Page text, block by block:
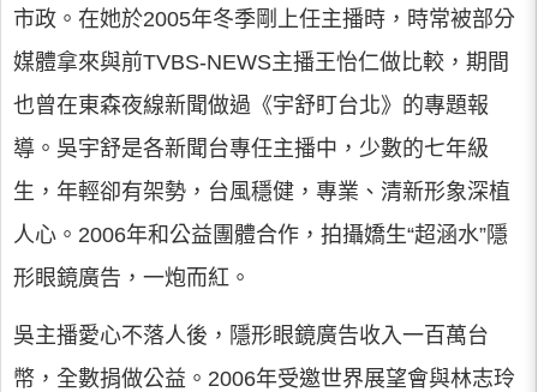
市政。在她於2005年冬季剛上任主播時，時常被部分
媒體拿來與前TVBS-NEWS主播王怡仁做比較，期間
也曾在東森夜線新聞做過《宇舒盯台北》的專題報
導。吳宇舒是各新聞台專任主播中，少數的七年級
生，年輕卻有架勢，台風穩健，專業、清新形象深植
人心。2006年和公益團體合作，拍攝嬌生“超涵水”隱
形眼鏡廣告，一炮而紅。
吳主播愛心不落人後，隱形眼鏡廣告收入一百萬台
幣，全數捐做公益。2006年受邀世界展望會與林志玲